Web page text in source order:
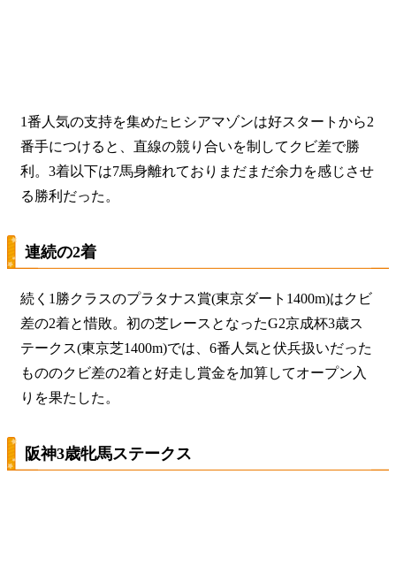
1番人気の支持を集めたヒシアマゾンは好スタートから2
番手につけると、直線の競り合いを制してクビ差で勝
利。3着以下は7馬身離れておりまだまだ余力を感じさせ
る勝利だった。
連続の2着
続く1勝クラスのプラタナス賞(東京ダート1400m)はクビ
差の2着と惜敗。初の芝レースとなったG2京成杯3歳ス
テークス(東京芝1400m)では、6番人気と伏兵扱いだった
もののクビ差の2着と好走し賞金を加算してオープン入
りを果たした。
阪神3歳牝馬ステークス